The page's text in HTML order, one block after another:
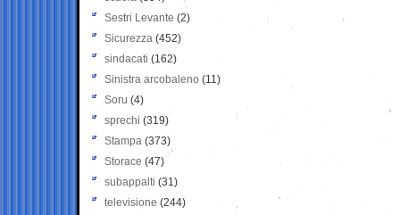
Sestri Levante (2)
Sicurezza (452)
sindacati (162)
Sinistra arcobaleno (11)
Soru (4)
sprechi (319)
Stampa (373)
Storace (47)
subappalti (31)
televisione(244)